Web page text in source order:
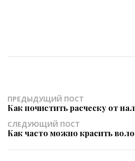
ПРЕДЫДУЩИЙ ПОСТ
Как почистить расческу от
СЛЕДУЮЩИЙ ПОСТ
Как часто можно красить